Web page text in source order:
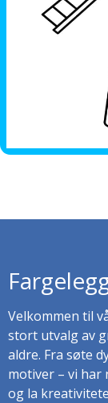
Velkommen til
stort utvalg av
aldre. Fra søte
motiver – vi har
og la